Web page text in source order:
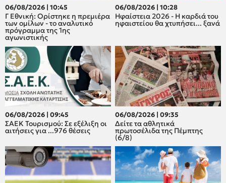
06/08/2026 | 10:45
Γ Εθνική: Ορίστηκε η πρεμιέρα
των ομίλων - το αναλυτικό
πρόγραμμα της 1ης
αγωνιστικής
06/08/2026 | 10:28
Ηφαίστεια 2026 - Η καρδιά του
ηφαιστείου θα χτυπήσει... ξανά
06/08/2026 | 09:45
ΣΑΕΚ Τουρισμού: Σε εξέλιξη οι
αιτήσεις για ...976 θέσεις
06/08/2026 | 09:35
Δείτε τα αθλητικά
πρωτοσέλιδα της Πέμπτης
(6/8)